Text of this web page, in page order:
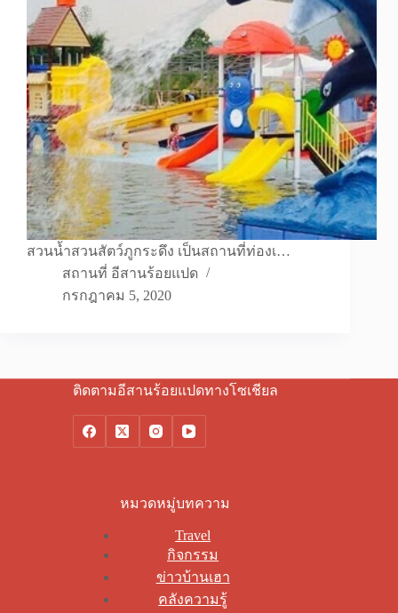
สวนน้ำสวนสัตว์ภูกระดึง เป็นสถานที่ท่องเ…
สถานที่ อีสานร้อยแปด
กรกฎาคม 5, 2020
ติดตามอีสานร้อยแปดทางโซเชียล
หมวดหมู่บทความ
Travel
กิจกรรม
ข่าวบ้านเฮา
คลังความรู้